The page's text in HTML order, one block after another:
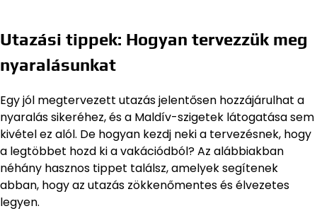
Utazási tippek: Hogyan tervezzük meg
nyaralásunkat
Egy jól megtervezett utazás jelentősen hozzájárulhat a
nyaralás sikeréhez, és a Maldív-szigetek látogatása sem
kivétel ez alól. De hogyan kezdj neki a tervezésnek, hogy
a legtöbbet hozd ki a vakációdból? Az alábbiakban
néhány hasznos tippet találsz, amelyek segítenek
abban, hogy az utazás zökkenőmentes és élvezetes
legyen.